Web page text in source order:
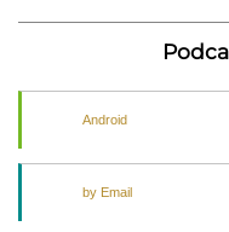
Android
by Email